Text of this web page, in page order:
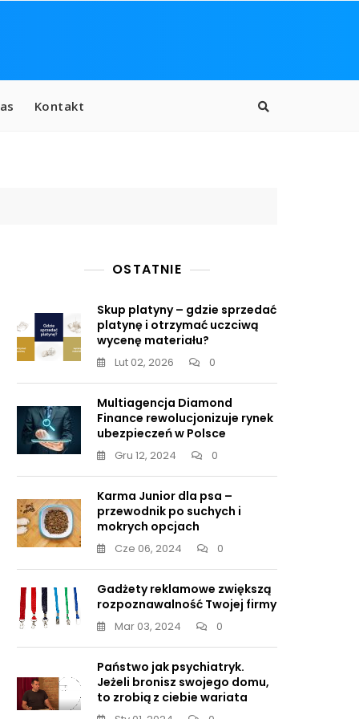
Kontakt
OSTATNIE
Skup platyny – gdzie sprzedać
platynę i otrzymać uczciwą
wycenę materiału?
Lut 02, 2026 0
Multiagencja Diamond
Finance rewolucjonizuje rynek
ubezpieczeń w Polsce
Gru 12, 2024 0
Karma Junior dla psa –
przewodnik po suchych i
mokrych opcjach
Cze 06, 2024 0
Gadżety reklamowe zwiększą
rozpoznawalność Twojej firmy
Mar 03, 2024 0
Państwo jak psychiatryk.
Jeżeli bronisz swojego domu,
to zrobią z ciebie wariata